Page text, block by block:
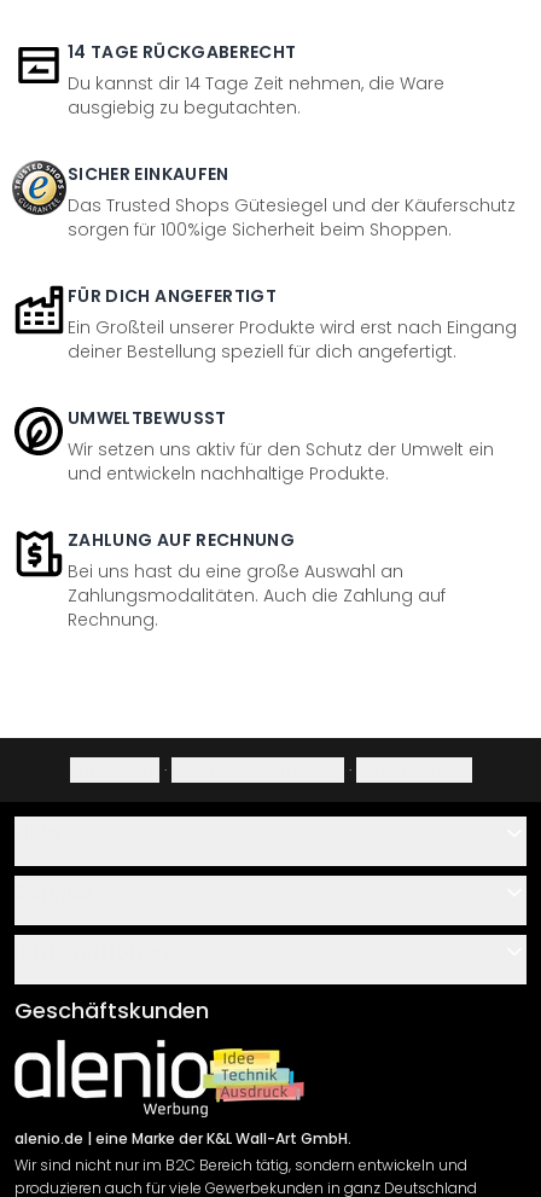
14 TAGE RÜCKGABERECHT
Du kannst dir 14 Tage Zeit nehmen, die Ware
ausgiebig zu begutachten.
SICHER EINKAUFEN
Das Trusted Shops Gütesiegel und der Käuferschutz
sorgen für 100%ige Sicherheit beim Shoppen.
FÜR DICH ANGEFERTIGT
Ein Großteil unserer Produkte wird erst nach Eingang
deiner Bestellung speziell für dich angefertigt.
UMWELTBEWUSST
Wir setzen uns aktiv für den Schutz der Umwelt ein
und entwickeln nachhaltige Produkte.
ZAHLUNG AUF RECHNUNG
Bei uns hast du eine große Auswahl an
Zahlungsmodalitäten. Auch die Zahlung auf
Rechnung.
· ·
Über uns
Klebe- und Montageanleitungen
Newsletter An-/Abmeldung
Sendungsverfolgung
AGB
Impressum
Versand & Zahlung
Rücksendung
Widerrufsrecht
Geschäftskunden
alenio.de | eine Marke der K&L Wall-Art GmbH.
Wir sind nicht nur im B2C Bereich tätig, sondern entwickeln und
produzieren auch für viele Gewerbekunden in ganz Deutschland